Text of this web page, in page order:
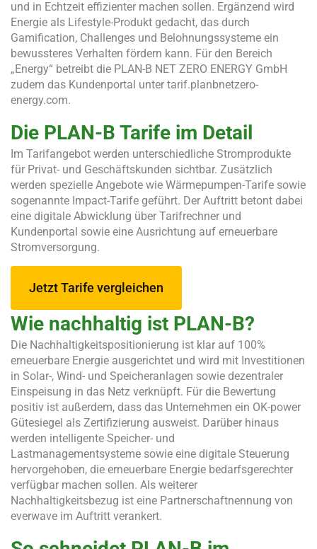
und in Echtzeit effizienter machen sollen. Ergänzend wird
Energie als Lifestyle-Produkt gedacht, das durch
Gamification, Challenges und Belohnungssysteme ein
bewussteres Verhalten fördern kann. Für den Bereich
„Energy“ betreibt die PLAN-B NET ZERO ENERGY GmbH
zudem das Kundenportal unter tarif.planbnetzero-
energy.com.
Die PLAN-B Tarife im Detail
Im Tarifangebot werden unterschiedliche Stromprodukte
für Privat- und Geschäftskunden sichtbar. Zusätzlich
werden spezielle Angebote wie Wärmepumpen-Tarife sowie
sogenannte Impact-Tarife geführt. Der Auftritt betont dabei
eine digitale Abwicklung über Tarifrechner und
Kundenportal sowie eine Ausrichtung auf erneuerbare
Stromversorgung.
Jetzt Tarife vergleichen
Wie nachhaltig ist PLAN-B?
Die Nachhaltigkeitspositionierung ist klar auf 100%
erneuerbare Energie ausgerichtet und wird mit Investitionen
in Solar-, Wind- und Speicheranlagen sowie dezentraler
Einspeisung in das Netz verknüpft. Für die Bewertung
positiv ist außerdem, dass das Unternehmen ein OK-power
Gütesiegel als Zertifizierung ausweist. Darüber hinaus
werden intelligente Speicher- und
Lastmanagementsysteme sowie eine digitale Steuerung
hervorgehoben, die erneuerbare Energie bedarfsgerechter
verfügbar machen sollen. Als weiterer
Nachhaltigkeitsbezug ist eine Partnerschaftnennung von
everwave im Auftritt verankert.